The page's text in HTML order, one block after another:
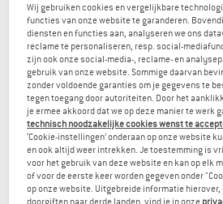
ORTOVOX
Bivy Ultralight
Bivakzak
€ 24,95
4,8(72)
Wij gebruiken cookies en vergelijkbare
functies van onze website te garanderen.
diensten en functies aan, analyseren we ons
reclame te personaliseren, resp. social-
zijn ook onze social-media-, reclame- en
gebruik van onze website. Sommige daarvan
zonder voldoende garanties om je gegevens te
tegen toegang door autoriteiten. Door het
je ermee akkoord dat we op deze manier te werk
technisch noodzakelijke cookies wenst te
‘Cookie-instellingen’ onderaan op onze website
en ook altijd weer intrekken. Je toestemming is
voor het gebruik van deze website en kan op elk
of voor de eerste keer worden gegeven onder
op onze website. Uitgebreide informatie
doorgiften naar derde landen, vind je in onze